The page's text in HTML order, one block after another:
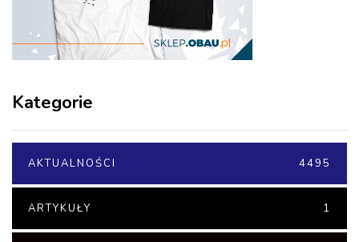
Kategorie
AKTUALNOŚCI 4495
ARTYKUŁY 1